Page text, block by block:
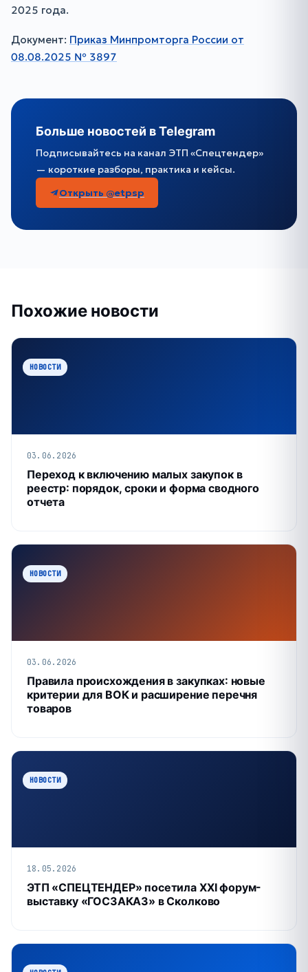
2025 года.
Документ: Приказ Минпромторга России от
08.08.2025 № 3897
Больше новостей в Telegram
Подписывайтесь на канал ЭТП «Спецтендер»
— короткие разборы, практика и кейсы.
Открыть @etpsp
Похожие новости
НОВОСТИ
03.06.2026
Переход к включению малых закупок в
реестр: порядок, сроки и форма сводного
отчета
НОВОСТИ
03.06.2026
Правила происхождения в закупках: новые
критерии для ВОК и расширение перечня
товаров
НОВОСТИ
18.05.2026
ЭТП «СПЕЦТЕНДЕР» посетила XXI форум-
выставку «ГОСЗАКАЗ» в Сколково